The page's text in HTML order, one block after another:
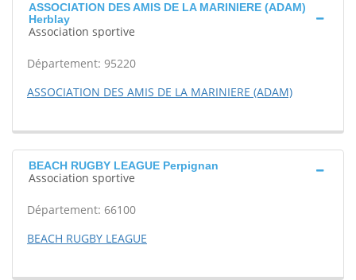
ASSOCIATION DES AMIS DE LA MARINIERE (ADAM)
Herblay
Association sportive
Département: 95220
ASSOCIATION DES AMIS DE LA MARINIERE (ADAM)
BEACH RUGBY LEAGUE Perpignan
Association sportive
Département: 66100
BEACH RUGBY LEAGUE